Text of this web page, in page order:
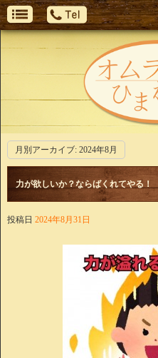
月別アーカイブ: 2024年8月
力が欲しいか？ならばくれてやる！
投稿日 2024年8月31日